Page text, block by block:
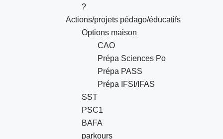
?
Actions/projets pédago/éducatifs
Options maison
CAO
Prépa Sciences Po
Prépa PASS
Prépa IFSI/IFAS
SST
PSC1
BAFA
parkours